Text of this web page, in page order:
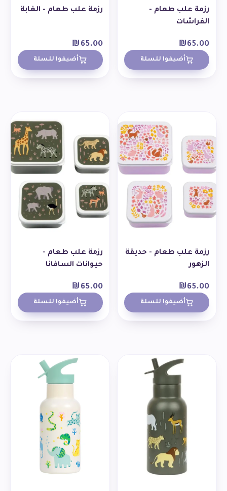
رزمة علب طعام -
الفراشات
₪65.00
أضيفوا للسلة
رزمة علب طعام - الغابة
₪ 65.00
أضيفوا للسلة
رزمة علب طعام - حديقة
الزهور
₪65.00
أضيفوا للسلة
رزمة علب طعام -
حيوانات السافانا
₪ 65.00
أضيفوا للسلة